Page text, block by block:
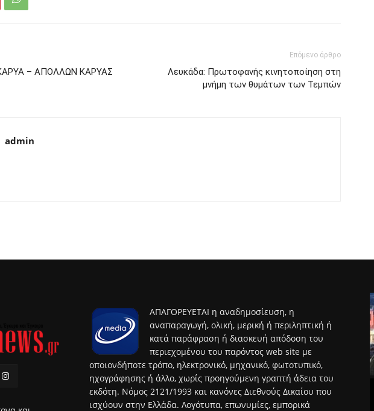
– ΑΠΟΛΛΩΝ ΚΑΡΥΑΣ
Επόμενο άρθρο
Λευκάδα: Πρωτοφανής κινητοποίηση στη
μνήμη των θυμάτων των Τεμπών
admin
ΑΠΑΓΟΡΕΥΕΤΑΙ η αναδημοσίευση, η
αναπαραγωγή, ολική, μερική ή περιληπτική ή
κατά παράφραση ή διασκευή απόδοση του
περιεχομένου του παρόντος web site με
οποιονδήποτε τρόπο, ηλεκτρονικό, μηχανικό, φωτοτυπικό,
ηχογράφησης ή άλλο, χωρίς προηγούμενη γραπτή άδεια του
εκδότη. Νόμος 2121/1993 και κανόνες Διεθνούς Δικαίου που
ισχύουν στην Ελλάδα. Λογότυπα, επωνυμίες, εμπορικά